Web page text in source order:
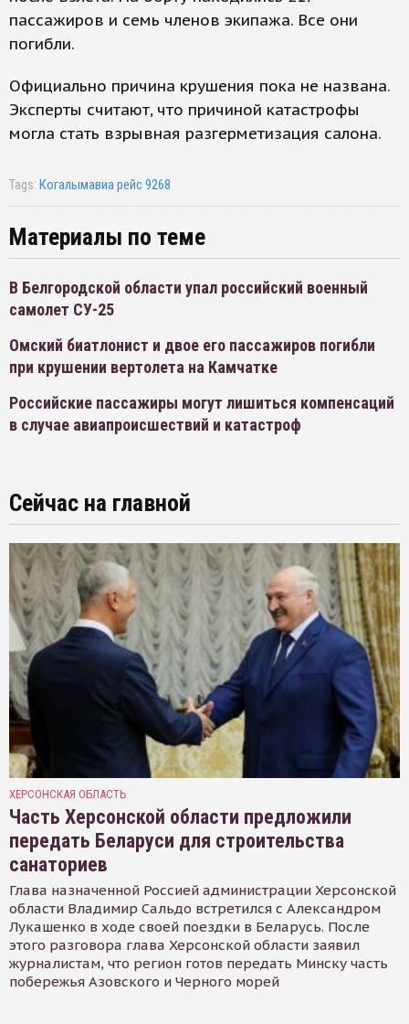
пассажиров и семь членов экипажа. Все они
погибли.
Официально причина крушения пока не названа.
Эксперты считают, что причиной катастрофы
могла стать взрывная разгерметизация салона.
Tags: Когалымавиа рейс 9268
Материалы по теме
В Белгородской области упал российский военный
самолет СУ-25
Омский биатлонист и двое его пассажиров погибли
при крушении вертолета на Камчатке
Российские пассажиры могут лишиться компенсаций
в случае авиапроисшествий и катастроф
Сейчас на главной
ХЕРСОНСКАЯ ОБЛАСТЬ
Часть Херсонской области предложили
передать Беларуси для строительства
санаториев
Глава назначенной Россией администрации Херсонской
области Владимир Сальдо встретился с Александром
Лукашенко в ходе своей поездки в Беларусь. После
этого разговора глава Херсонской области заявил
журналистам, что регион готов передать Минску часть
побережья Азовского и Черного морей